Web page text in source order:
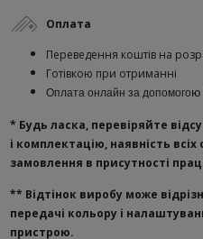
Оплата
Переведення коштів на
Готівкою при отриманні
Оплата онлайн за допомогою
* Будь ласка, перевіряйте
і комплектацію, наявність
замовлення в присутності
** Відтінок виробу може
передачі кольору і
пристрою.